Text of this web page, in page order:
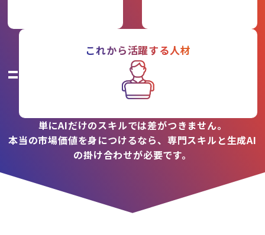
=
これから活躍する人材
単にAIだけのスキルでは差がつきません。
本当の市場価値を身につけるなら、専門スキルと生成AI
の掛け合わせが必要です。